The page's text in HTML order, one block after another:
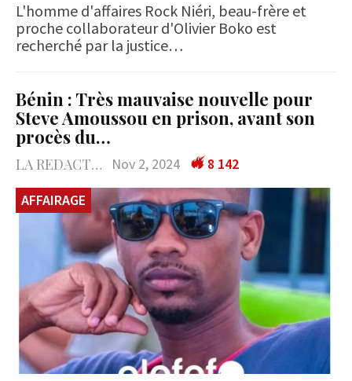
L'homme d'affaires Rock Niéri, beau-frère et
proche collaborateur d'Olivier Boko est
recherché par la justice…
Bénin : Très mauvaise nouvelle pour
Steve Amoussou en prison, avant son
procès du…
LA REDACTION Nov 2, 2024
8 142
AFFAIRAGE